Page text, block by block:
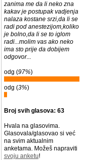
zanima me da li neko zna
kakav je postupak vadjenja
nalaza kostane srzi,da li se
radi pod anestezijom,koliko
je bolno,da li se to iglom
radi...molim vas ako neko
ima sto prije da dobijem
odgovor...
odg (97%)
odg (3%)
Broj svih glasova: 63
Hvala na glasovima.
Glasovala/glasovao si već
na svim aktualnim
anketama. Možeš napraviti
svoju anketu!